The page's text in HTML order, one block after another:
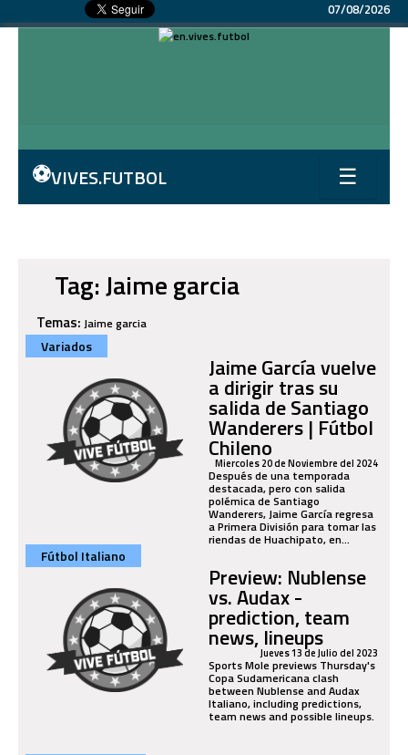
07/08/2026
⚽VIVES.FUTBOL ☰
Tag: Jaime garcia
Temas: Jaime garcia
Variados
Jaime García vuelve
a dirigir tras su
salida de Santiago
Wanderers | Fútbol
Chileno
Miercoles 20 de Noviembre del 2024
Después de una temporada
destacada, pero con salida
polémica de Santiago
Wanderers, Jaime García regresa
a Primera División para tomar las
riendas de Huachipato, en...
Fútbol Italiano
Preview: Nublense
vs. Audax -
prediction, team
news, lineups
Jueves 13 de Julio del 2023
Sports Mole previews Thursday's
Copa Sudamericana clash
between Nublense and Audax
Italiano, including predictions,
team news and possible lineups.